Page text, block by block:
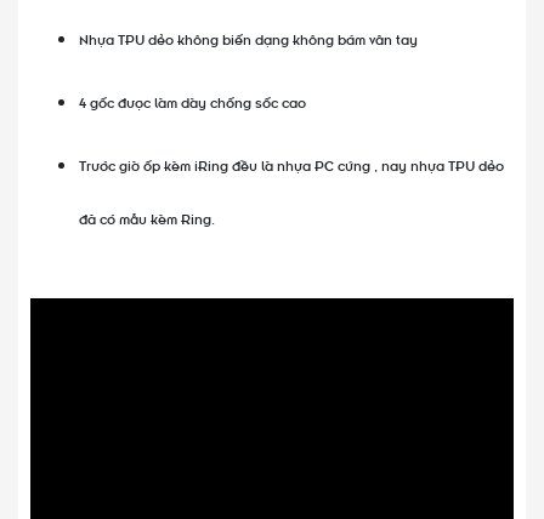
Nhựa TPU dẻo không biến dạng không bám vân tay
4 gốc được làm dày chống sốc cao
Trước giờ ốp kèm iRing đều là nhựa PC cứng , nay nhựa TPU dẻo
đã có mẫu kèm Ring.